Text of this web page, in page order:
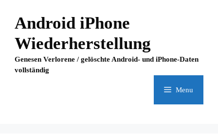
Android iPhone
Wiederherstellung
Genesen Verlorene / gelöschte Android- und iPhone-Daten
vollständig
Menu